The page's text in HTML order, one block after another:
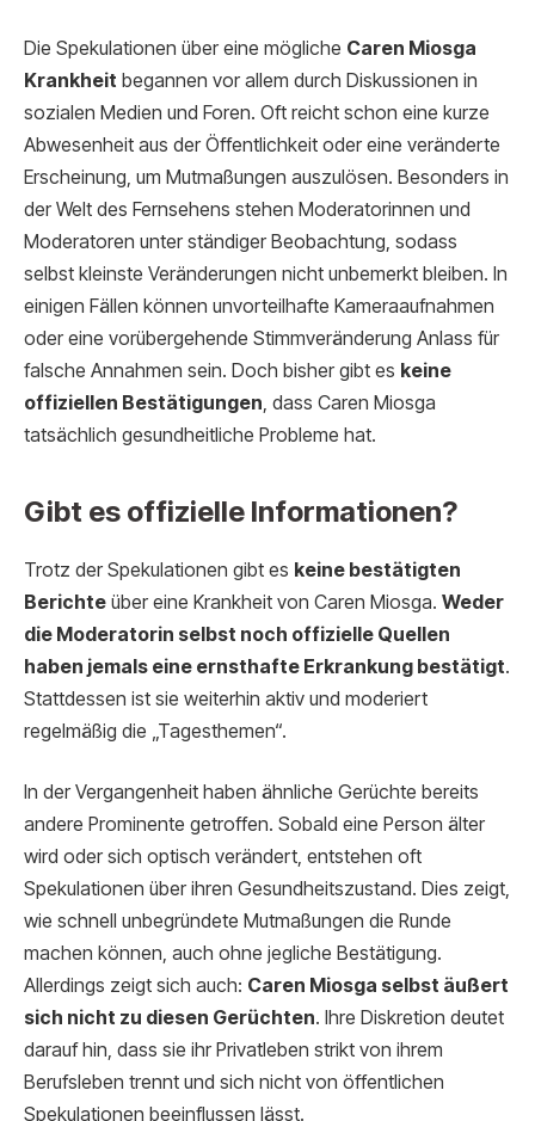
Die Spekulationen über eine mögliche Caren Miosga
Krankheit begannen vor allem durch Diskussionen in
sozialen Medien und Foren. Oft reicht schon eine kurze
Abwesenheit aus der Öffentlichkeit oder eine veränderte
Erscheinung, um Mutmaßungen auszulösen. Besonders in
der Welt des Fernsehens stehen Moderatorinnen und
Moderatoren unter ständiger Beobachtung, sodass
selbst kleinste Veränderungen nicht unbemerkt bleiben. In
einigen Fällen können unvorteilhafte Kameraaufnahmen
oder eine vorübergehende Stimmveränderung Anlass für
falsche Annahmen sein. Doch bisher gibt es keine
offiziellen Bestätigungen, dass Caren Miosga
tatsächlich gesundheitliche Probleme hat.
Gibt es offizielle Informationen?
Trotz der Spekulationen gibt es keine bestätigten
Berichte über eine Krankheit von Caren Miosga. Weder
die Moderatorin selbst noch offizielle Quellen
haben jemals eine ernsthafte Erkrankung bestätigt.
Stattdessen ist sie weiterhin aktiv und moderiert
regelmäßig die „Tagesthemen“.
In der Vergangenheit haben ähnliche Gerüchte bereits
andere Prominente getroffen. Sobald eine Person älter
wird oder sich optisch verändert, entstehen oft
Spekulationen über ihren Gesundheitszustand. Dies zeigt,
wie schnell unbegründete Mutmaßungen die Runde
machen können, auch ohne jegliche Bestätigung.
Allerdings zeigt sich auch: Caren Miosga selbst äußert
sich nicht zu diesen Gerüchten. Ihre Diskretion deutet
darauf hin, dass sie ihr Privatleben strikt von ihrem
Berufsleben trennt und sich nicht von öffentlichen
Spekulationen beeinflussen lässt.